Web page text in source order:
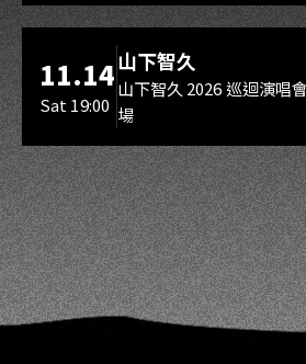
11.14
Sat 19:00
山下智久
山下智久 2026 巡迴演唱
場